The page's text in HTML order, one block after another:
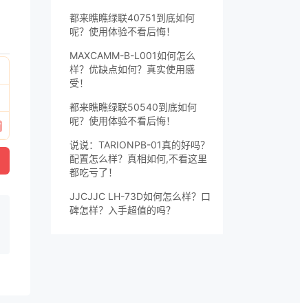
都来瞧瞧绿联40751到底如何
呢？使用体验不看后悔！
MAXCAMM-B-L001如何怎么
样？优缺点如何？真实使用感
受！
都来瞧瞧绿联50540到底如何
呢？使用体验不看后悔！
说说：TARIONPB-01真的好吗？
配置怎么样？真相如何,不看这里
都吃亏了！
JJCJJC LH-73D如何怎么样？口
碑怎样？入手超值的吗？